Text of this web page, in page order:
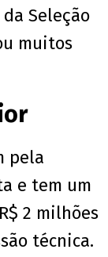
Seleção
muitos
pela
e tem um
2 milhões
técnica.